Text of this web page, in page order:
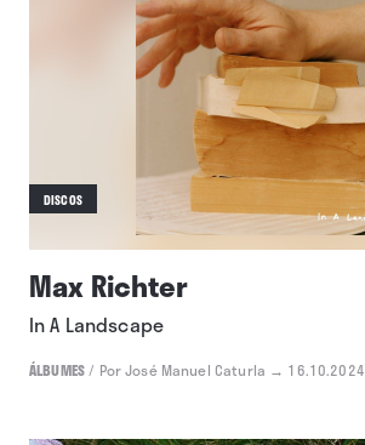
DISCOS
Max Richter
In A Landscape
ÁLBUMES/ Por José Manuel Caturla → 16.10.2024